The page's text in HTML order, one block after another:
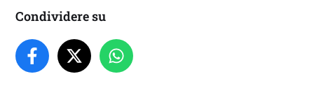
Condividere su